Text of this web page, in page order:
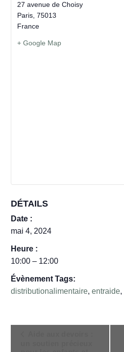
DÉTAILS
Date :
mai 4, 2024
Heure :
10:00 – 12:00
Évènement Tags:
distributionalimentaire,entraide,
27 avenue de Choisy
Paris 75013
France
+ Google Map